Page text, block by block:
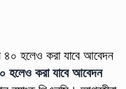
হলেও করা যাবে আবেদন